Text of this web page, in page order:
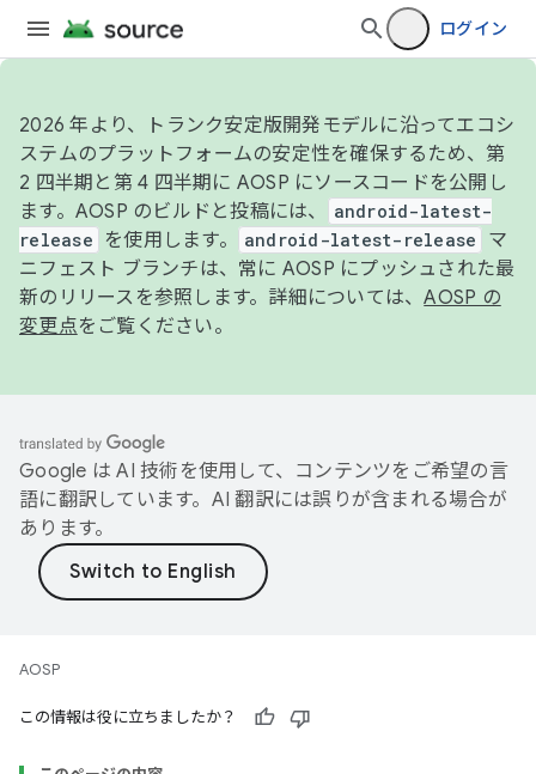
ログイン
2026 年より、トランク安定版開発モデルに沿ってエコシ
ステムのプラットフォームの安定性を確保するため、第
2 四半期と第 4 四半期に AOSP にソースコードを公開し
ます。AOSP のビルドと投稿には、
android-latest-
release
を使用します。 android-latest-release
マ
ニフェスト ブランチは、常に AOSP にプッシュされた最
新のリリースを参照します。詳細については、AOSP の
変更点をご覧ください。
Google は AI 技術を使用して、コンテンツをご希望の言
語に翻訳しています。AI 翻訳には誤りが含まれる場合が
あります。
AOSP
この情報は役に立ちましたか？